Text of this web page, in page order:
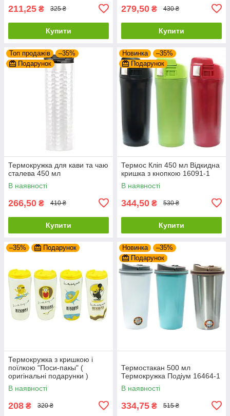
211,25 ₴ 325 ₴
Купити
279,50 ₴ 430 ₴
Купити
Топ продажів
–35%
Подарунок
Термокружка для кави та чаю
сталева 450 мл
В наявності
266,50 ₴ 410 ₴
Купити
Новинка
–35%
Подарунок
Термос Кліп 450 мл Відкидна
кришка з кнопкою 16091-1
В наявності
344,50 ₴ 530 ₴
Купити
–35% Подарунок
Термокружка з кришкою і
поїлкою "Поси-пакы" (
оригінальні подарунки )
В наявності
208 ₴ 320 ₴
Новинка
–35%
Подарунок
Термостакан 500 мл
Термокружка Подіум 16464-1
В наявності
334,75 ₴ 515 ₴